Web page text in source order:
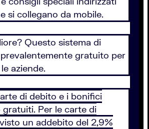
si collegano da mobile.
Questo sistema di
gratuito per
aziende.
di debito e i bonifici
gratuiti. Per le carte di
un addebito del 2,9%